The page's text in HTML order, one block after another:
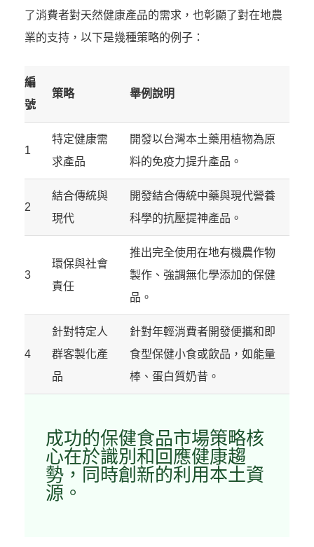
了消費者對天然健康產品的需求，也彰顯了對在地農
業的支持，以下是幾種策略的例子：
編
號
策略 舉例說明
1
特定健康需
求產品
開發以台灣本土藥用植物為原
料的免疫力提升產品。
2
結合傳統與
現代
開發結合傳統中藥與現代營養
科學的抗壓提神產品。
3
環保與社會
責任
推出完全使用在地有機農作物
製作、強調無化學添加的保健
品。
4
針對特定人
群客製化產
品
針對年輕消費者開發便攜和即
食型保健小食或飲品，如能量
棒、蛋白質奶昔。
成功的保健食品市場策略核
心在於識別和回應健康趨
勢，同時創新的利用本土資
源。